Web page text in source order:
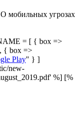
мобильных угрозах
= [ { box =>
{ box =>
Play" } ]
new-
%] [%